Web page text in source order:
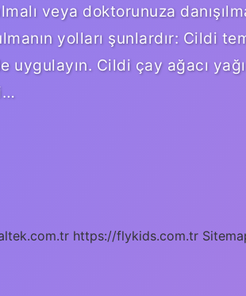
veya doktorunuza
yolları şunlardır: Cildi
uygulayın. Cildi çay ağacı
https://flykids.com.tr